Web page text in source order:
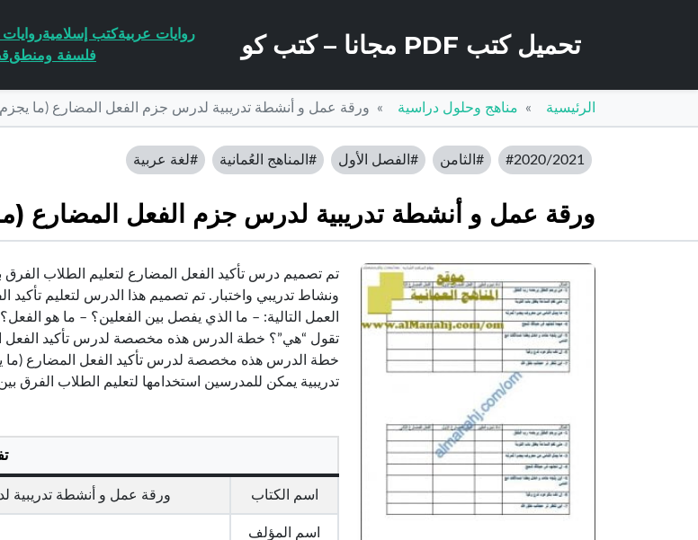
تحميل كتب PDF مجانا – كتب كو روايات عربيةكتب إسلامية
فلسفة ومنطق
الرئيسية مناهج وحلول دراسية ورقة عمل و أنشطة تدريبية لدرس جزم الفعل المضارع (ما يجزم
#2020/2021 #الثامن #الفصل الأول #المناهج العُمانية #لغة عربية
ورقة عمل و أنشطة تدريبية لدرس جزم الفعل المضارع
تم تصميم درس تأكيد الفعل المضارع لتعليم الطلاب الفرق
ونشاط تدريبي واختبار. تم تصميم هذا الدرس لتعليم
العمل التالية: – ما الذي يفصل بين الفعلين؟ – ما هو
تقول “هي”؟ خطة الدرس هذه مخصصة لدرس تأكيد الفعل
خطة الدرس هذه مخصصة لدرس تأكيد الفعل المضارع (ما
تدريبية يمكن للمدرسين استخدامها لتعليم الطلاب الفرق
اسم الكتاب ورقة عمل و أنشطة تدريبية
اسم المؤلف